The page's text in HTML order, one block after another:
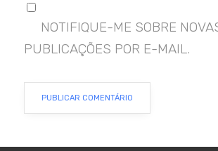
NOTIFIQUE-ME SOBRE
PUBLICAÇÕES POR E-MAIL.